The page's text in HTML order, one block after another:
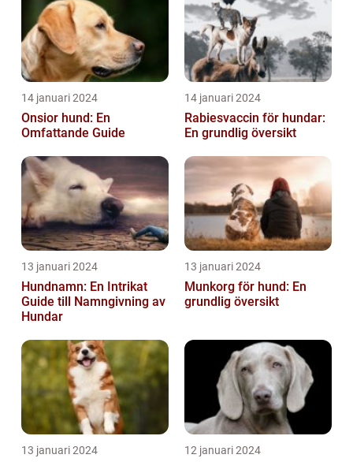
14 januari 2024
Onsior hund: En
Omfattande Guide
14 januari 2024
Rabiesvaccin för hundar:
En grundlig översikt
13 januari 2024
Hundnamn: En Intrikat
Guide till Namngivning av
Hundar
13 januari 2024
Munkorg för hund: En
grundlig översikt
13 januari 2024 12 januari 2024